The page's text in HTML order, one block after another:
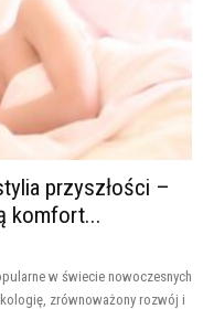
przyszłości –
komfort...
w świecie nowoczesnych
zrównoważony rozwój i